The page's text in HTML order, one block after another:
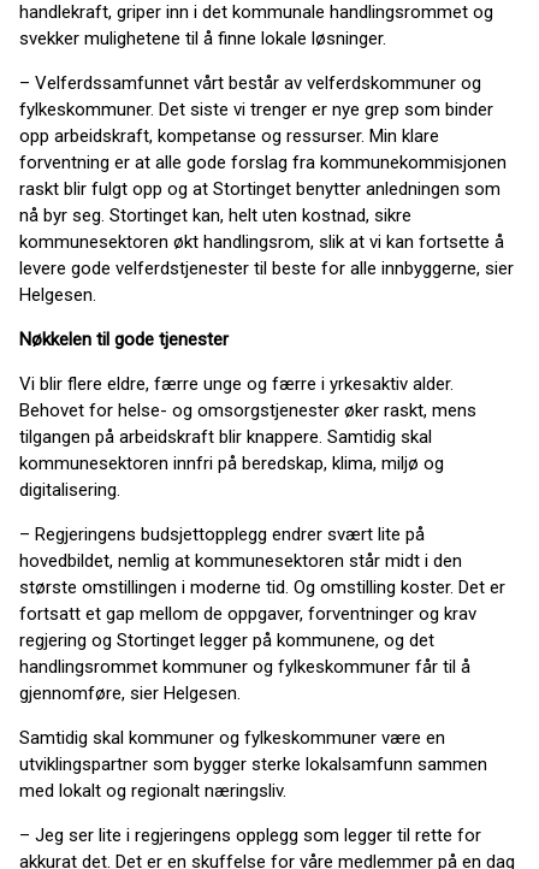
handlekraft, griper inn i det kommunale handlingsrommet og
svekker mulighetene til å finne lokale løsninger.
– Velferdssamfunnet vårt består av velferdskommuner og
fylkeskommuner. Det siste vi trenger er nye grep som binder
opp arbeidskraft, kompetanse og ressurser. Min klare
forventning er at alle gode forslag fra kommunekommisjonen
raskt blir fulgt opp og at Stortinget benytter anledningen som
nå byr seg. Stortinget kan, helt uten kostnad, sikre
kommunesektoren økt handlingsrom, slik at vi kan fortsette å
levere gode velferdstjenester til beste for alle innbyggerne, sier
Helgesen.
Nøkkelen til gode tjenester
Vi blir flere eldre, færre unge og færre i yrkesaktiv alder.
Behovet for helse- og omsorgstjenester øker raskt, mens
tilgangen på arbeidskraft blir knappere. Samtidig skal
kommunesektoren innfri på beredskap, klima, miljø og
digitalisering.
– Regjeringens budsjettopplegg endrer svært lite på
hovedbildet, nemlig at kommunesektoren står midt i den
største omstillingen i moderne tid. Og omstilling koster. Det er
fortsatt et gap mellom de oppgaver, forventninger og krav
regjering og Stortinget legger på kommunene, og det
handlingsrommet kommuner og fylkeskommuner får til å
gjennomføre, sier Helgesen.
Samtidig skal kommuner og fylkeskommuner være en
utviklingspartner som bygger sterke lokalsamfunn sammen
med lokalt og regionalt næringsliv.
– Jeg ser lite i regjeringens opplegg som legger til rette for
akkurat det. Det er en skuffelse for våre medlemmer på en dag